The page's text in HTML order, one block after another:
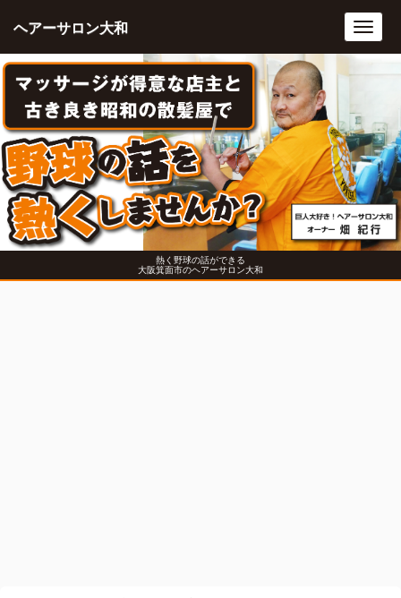
熱く野球の話ができる
大阪箕面市のヘアーサロン大和
ヘアーサロン大和